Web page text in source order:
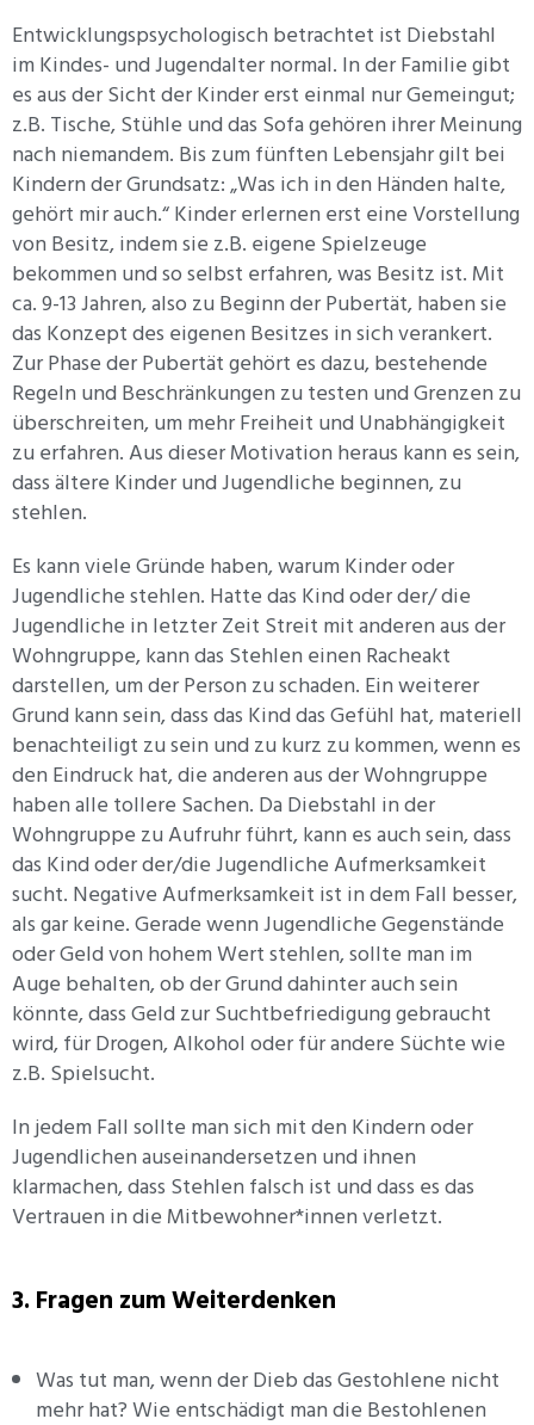
Entwicklungspsychologisch betrachtet ist Diebstahl
im Kindes- und Jugendalter normal. In der Familie gibt
es aus der Sicht der Kinder erst einmal nur Gemeingut;
z.B. Tische, Stühle und das Sofa gehören ihrer Meinung
nach niemandem. Bis zum fünften Lebensjahr gilt bei
Kindern der Grundsatz: „Was ich in den Händen halte,
gehört mir auch.“ Kinder erlernen erst eine Vorstellung
von Besitz, indem sie z.B. eigene Spielzeuge
bekommen und so selbst erfahren, was Besitz ist. Mit
ca. 9-13 Jahren, also zu Beginn der Pubertät, haben sie
das Konzept des eigenen Besitzes in sich verankert.
Zur Phase der Pubertät gehört es dazu, bestehende
Regeln und Beschränkungen zu testen und Grenzen zu
überschreiten, um mehr Freiheit und Unabhängigkeit
zu erfahren. Aus dieser Motivation heraus kann es sein,
dass ältere Kinder und Jugendliche beginnen, zu
stehlen.
Es kann viele Gründe haben, warum Kinder oder
Jugendliche stehlen. Hatte das Kind oder der/ die
Jugendliche in letzter Zeit Streit mit anderen aus der
Wohngruppe, kann das Stehlen einen Racheakt
darstellen, um der Person zu schaden. Ein weiterer
Grund kann sein, dass das Kind das Gefühl hat, materiell
benachteiligt zu sein und zu kurz zu kommen, wenn es
den Eindruck hat, die anderen aus der Wohngruppe
haben alle tollere Sachen. Da Diebstahl in der
Wohngruppe zu Aufruhr führt, kann es auch sein, dass
das Kind oder der/die Jugendliche Aufmerksamkeit
sucht. Negative Aufmerksamkeit ist in dem Fall besser,
als gar keine. Gerade wenn Jugendliche Gegenstände
oder Geld von hohem Wert stehlen, sollte man im
Auge behalten, ob der Grund dahinter auch sein
könnte, dass Geld zur Suchtbefriedigung gebraucht
wird, für Drogen, Alkohol oder für andere Süchte wie
z.B. Spielsucht.
In jedem Fall sollte man sich mit den Kindern oder
Jugendlichen auseinandersetzen und ihnen
klarmachen, dass Stehlen falsch ist und dass es das
Vertrauen in die Mitbewohner*innen verletzt.
3. Fragen zum Weiterdenken
Was tut man, wenn der Dieb das Gestohlene nicht
mehr hat? Wie entschädigt man die Bestohlenen